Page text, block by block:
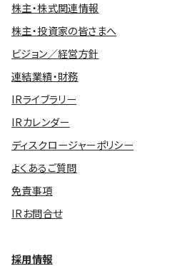
株主・株式関連情報
株主・投資家の皆さまへ
ビジョン／経営方針
連結業績・財務
IRライブラリー
IRカレンダー
ディスクロージャーポリシー
よくあるご質問
免責事項
IRお問合せ
採用情報